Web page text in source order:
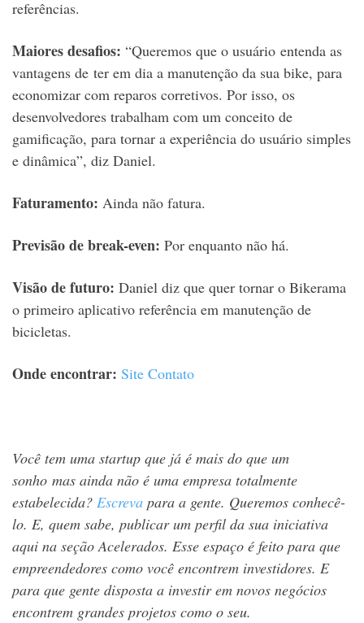
referências.
Maiores desafios: “Queremos que o usuário entenda as
vantagens de ter em dia a manutenção da sua bike, para
economizar com reparos corretivos. Por isso, os
desenvolvedores trabalham com um conceito de
gamificação, para tornar a experiência do usuário simples
e dinâmica”, diz Daniel.
Faturamento: Ainda não fatura.
Previsão de break-even: Por enquanto não há.
Visão de futuro: Daniel diz que quer tornar o Bikerama
o primeiro aplicativo referência em manutenção de
bicicletas.
Onde encontrar: Site Contato
Você tem uma startup que já é mais do que um
sonho mas ainda não é uma empresa totalmente
estabelecida? Escreva para a gente. Queremos conhecê-
lo. E, quem sabe, publicar um perfil da sua iniciativa
aqui na seção Acelerados. Esse espaço é feito para que
empreendedores como você encontrem investidores. E
para que gente disposta a investir em novos negócios
encontrem grandes projetos como o seu.